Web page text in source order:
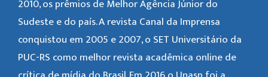
2010, os prêmios de Melhor Agência Júnior do
Sudeste e do país. A revista Canal da Imprensa
conquistou em 2005 e 2007, o SET Universitário da
PUC-RS como melhor revista acadêmica online de